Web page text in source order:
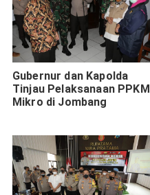
Gubernur dan Kapolda
Tinjau Pelaksanaan PPKM
Mikro di Jombang